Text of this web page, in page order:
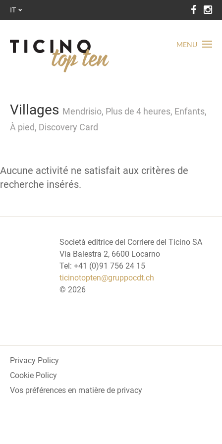
MENU
IT
Villages Mendrisio, Plus de 4 heures, Enfants,
À pied, Discovery Card
Aucune activité ne satisfait aux critères de
recherche insérés.
Società editrice del Corriere del Ticino SA
Via Balestra 2, 6600 Locarno
Tel: +41 (0)91 756 24 15
ticinotopten@gruppocdt.ch
© 2026
Privacy Policy
Cookie Policy
Vos préférences en matière de privacy